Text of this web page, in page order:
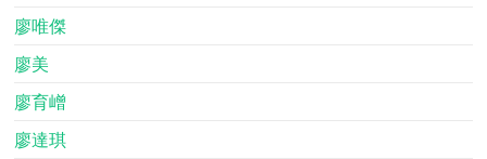
廖唯傑
廖美
廖育嶒
廖達琪